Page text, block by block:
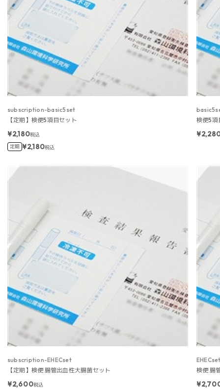
subscription-basic5set
【定期】検便5項目セット
¥2,180税込
定期 ¥2,180税込
検便5項
subscription-EHECset
【定期】検便 腸管出血性大腸菌セット
¥2,600税込
検便 腸